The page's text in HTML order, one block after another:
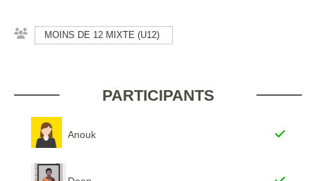
MOINS DE 12 MIXTE (U12)
PARTICIPANTS
Anouk